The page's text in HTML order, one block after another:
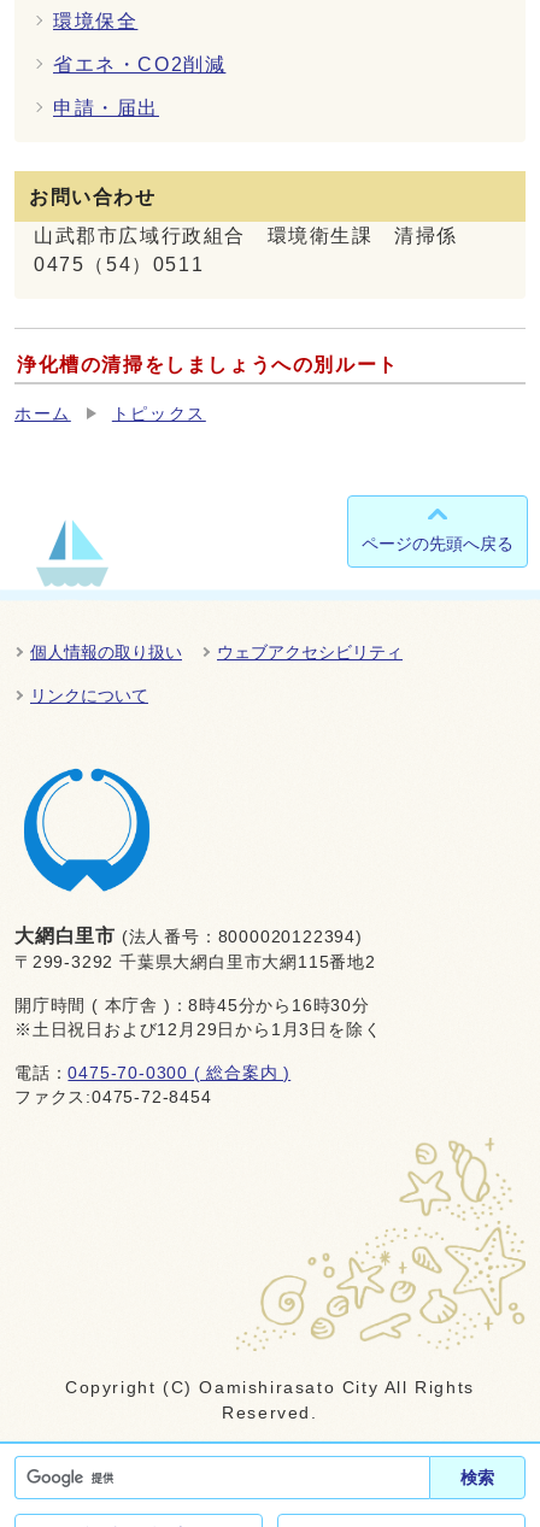
検索
環境保全
省エネ・CO2削減
申請・届出
お問い合わせ
山武郡市広域行政組合 環境衛生課 清掃係
0475（54）0511
浄化槽の清掃をしましょうへの別ルート
ホーム トピックス
ページの先頭へ戻る
個人情報の取り扱い ウェブアクセシビリティ
リンクについて
大網白里市 (法人番号：8000020122394)
〒299-3292 千葉県大網白里市大網115番地2
開庁時間 ( 本庁舎 )：8時45分から16時30分
※土日祝日および12月29日から1月3日を除く
電話：0475-70-0300 ( 総合案内 )
ファクス:0475-72-8454
Copyright (C) Oamishirasato City All Rights
Reserved.